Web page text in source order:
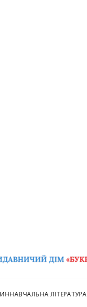
НАВЧАЛЬНА ЛІТЕРАТУРА